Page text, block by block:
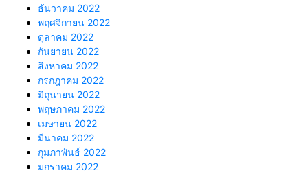
ธันวาคม 2022
พฤศจิกายน 2022
ตุลาคม 2022
กันยายน 2022
สิงหาคม 2022
กรกฎาคม 2022
มิถุนายน 2022
พฤษภาคม 2022
เมษายน 2022
มีนาคม 2022
กุมภาพันธ์ 2022
มกราคม 2022